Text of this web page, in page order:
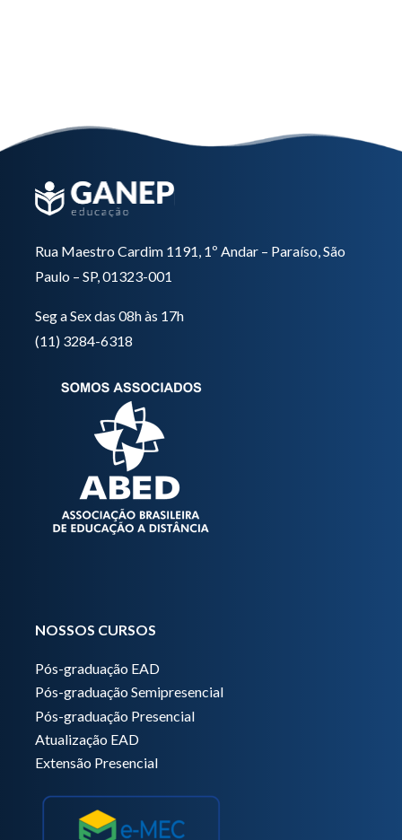
Rua Maestro Cardim 1191, 1º Andar – Paraíso, São
Paulo – SP, 01323-001
Seg a Sex das 08h às 17h
(11) 3284-6318
NOSSOS CURSOS
Pós-graduação EAD
Pós-graduação Semipresencial
Pós-graduação Presencial
Atualização EAD
Extensão Presencial